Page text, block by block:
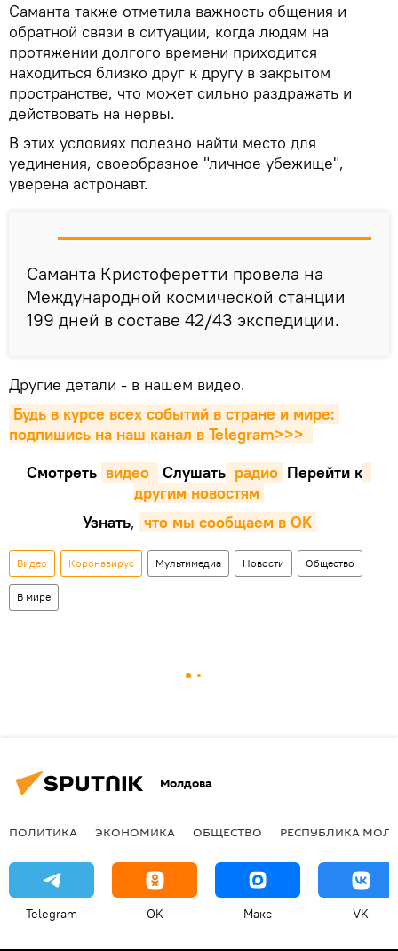
Саманта также отметила важность общения и
обратной связи в ситуации, когда людям на
протяжении долгого времени приходится
находиться близко друг к другу в закрытом
пространстве, что может сильно раздражать и
действовать на нервы.
В этих условиях полезно найти место для
уединения, своеобразное "личное убежище",
уверена астронавт.
Саманта Кристоферетти провела на
Международной космической станции
199 дней в составе 42/43 экспедиции.
Другие детали - в нашем видео.
Будь в курсе всех событий в стране и мире:
подпишись на наш канал в Telegram>>>
Смотреть видео Cлушать радио Перейти к
другим новостям
Узнать, что мы сообщаем в OK
Видео Коронавирус Мультимедиа Новости Общество
В мире
Молдова
ПОЛИТИКА ЭКОНОМИКА ОБЩЕСТВО РЕСПУБЛИКА
Telegram OK Макс VK